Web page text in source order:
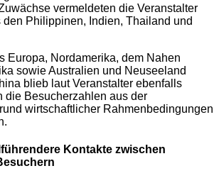
vermeldeten die Veranstalter
den Philippinen, Indien, Thailand und
Europa, Nordamerika, dem Nahen
sowie Australien und Neuseeland
blieb laut Veranstalter ebenfalls
die Besucherzahlen aus der
wirtschaftlicher Rahmenbedingungen
Kontakte zwischen